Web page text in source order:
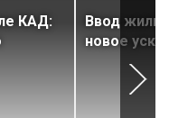
КАД:
Ввод
новое